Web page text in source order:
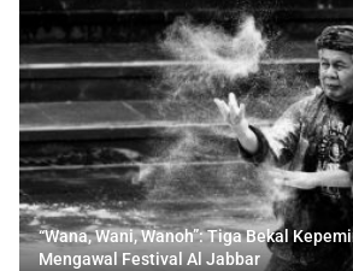
“Wana, Wani, Wanoh”: Tiga Bekal
Mengawal Festival Al Jabbar